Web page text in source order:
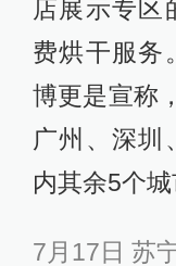
店展示专区
费烘干服务
博更是宣称
广州、深圳
内其余5个城
7月17日 苏